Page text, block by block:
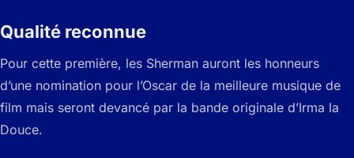
Qualité reconnue
Pour cette première, les Sherman auront les honneurs
d’une nomination pour l’Oscar de la meilleure musique de
film mais seront devancé par la bande originale d’Irma la
Douce.